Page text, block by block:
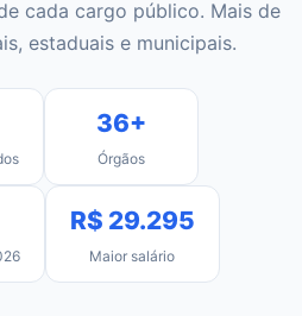
cada cargo público. Mais de
estaduais e municipais.
36+
Órgãos
R$ 29.295
Maior salário